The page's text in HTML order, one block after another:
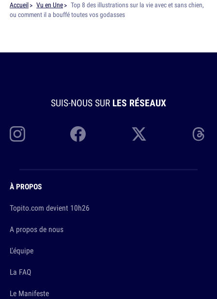
Accueil Vu en Une
Top 8 des illustrations sur la vie avec et sans chien,
ou comment il a bouffé toutes vos godasses
SUIS-NOUS SUR LES RÉSEAUX
À PROPOS
Topito.com devient 10h26
A propos de nous
L'équipe
La FAQ
Le Manifeste